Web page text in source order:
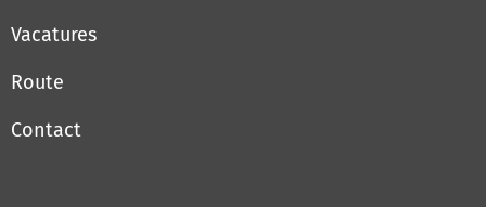
Vacatures
Route
Contact